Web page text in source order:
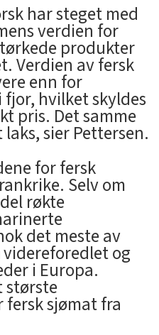
har steget med
verdien for
produkter
Verdien av fersk
enn for
hvilket skyldes
pris. Det samme
sier Pettersen.
for fersk
Selv om
røkte
det meste av
og
i Europa.
største
sjømat fra